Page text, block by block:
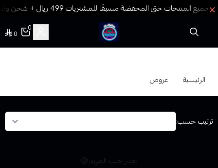
فيب المدينة
0
0
الرئيسية عروض
ترتيب حسب:
تعذر جلب المزيد😢